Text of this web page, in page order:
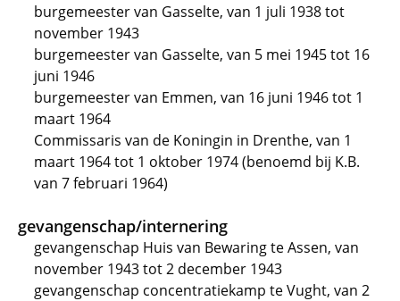
burgemeester van Gasselte, van 1 juli 1938 tot
november 1943
burgemeester van Gasselte, van 5 mei 1945 tot 16
juni 1946
burgemeester van Emmen, van 16 juni 1946 tot 1
maart 1964
Commissaris van de Koningin in Drenthe, van 1
maart 1964 tot 1 oktober 1974 (benoemd bij K.B.
van 7 februari 1964)
gevangenschap/internering
gevangenschap Huis van Bewaring te Assen, van
november 1943 tot 2 december 1943
gevangenschap concentratiekamp te Vught, van 2